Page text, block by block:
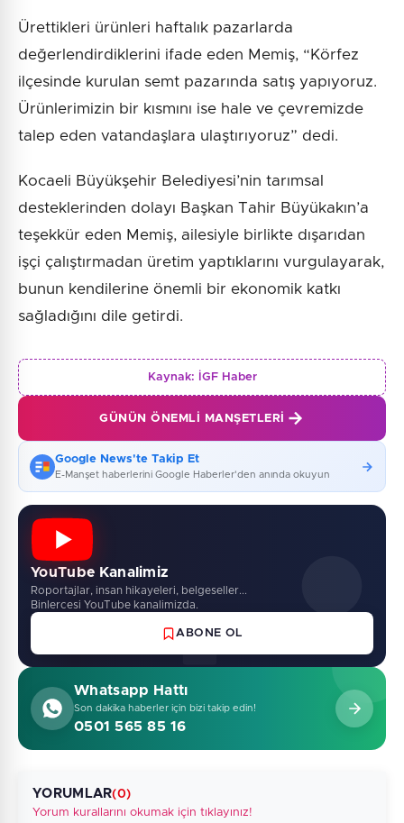
Ürettikleri ürünleri haftalık pazarlarda
değerlendirdiklerini ifade eden Memiş, “Körfez
ilçesinde kurulan semt pazarında satış yapıyoruz.
Ürünlerimizin bir kısmını ise hale ve çevremizde
talep eden vatandaşlara ulaştırıyoruz” dedi.
Kocaeli Büyükşehir Belediyesi’nin tarımsal
desteklerinden dolayı Başkan Tahir Büyükakın’a
teşekkür eden Memiş, ailesiyle birlikte dışarıdan
işçi çalıştırmadan üretim yaptıklarını vurgulayarak,
bunun kendilerine önemli bir ekonomik katkı
sağladığını dile getirdi.
Kaynak: İGF Haber
GÜNÜN ÖNEMLI MANŞETLERI
Google News'te Takip Et
E-Manşet haberlerini Google Haberler'den anında okuyun
YouTube Kanalimiz
Roportajlar, insan hikayeleri, belgeseller...
Binlercesi YouTube kanalimizda.
ABONE OL
Whatsapp Hattı
Son dakika haberler için bizi takip edin!
0501 565 85 16
YORUMLAR(0)
Yorum kurallarını okumak için tıklayınız!